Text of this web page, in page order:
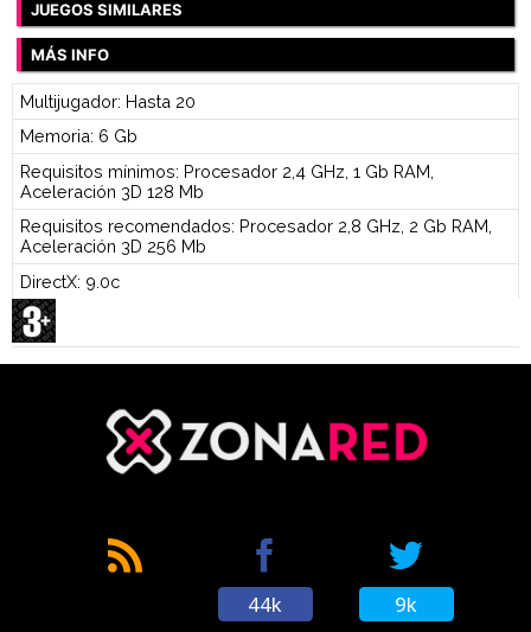
JUEGOS SIMILARES
MÁS INFO
Multijugador: Hasta 20
Memoria: 6 Gb
Requisitos mínimos: Procesador 2,4 GHz, 1 Gb RAM,
Aceleración 3D 128 Mb
Requisitos recomendados: Procesador 2,8 GHz, 2 Gb RAM,
Aceleración 3D 256 Mb
DirectX: 9.0c
44k 9k